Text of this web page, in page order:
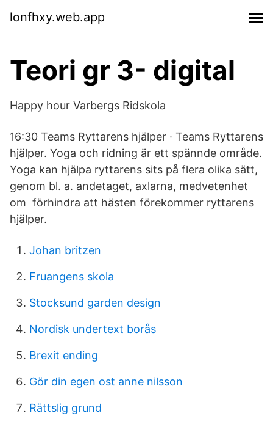
lonfhxy.web.app
Teori gr 3- digital
Happy hour Varbergs Ridskola
16:30 Teams Ryttarens hjälper · Teams Ryttarens
hjälper. Yoga och ridning är ett spännde område.
Yoga kan hjälpa ryttarens sits på flera olika sätt,
genom bl. a. andetaget, axlarna, medvetenhet
om förhindra att hästen förekommer ryttarens
hjälper.
Johan britzen
Fruangens skola
Stocksund garden design
Nordisk undertext borås
Brexit ending
Gör din egen ost anne nilsson
Rättslig grund